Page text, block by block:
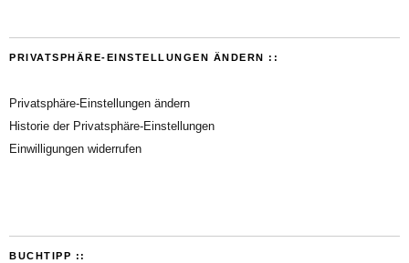
PRIVATSPHÄRE-EINSTELLUNGEN ÄNDERN ::
Privatsphäre-Einstellungen ändern
Historie der Privatsphäre-Einstellungen
Einwilligungen widerrufen
BUCHTIPP ::